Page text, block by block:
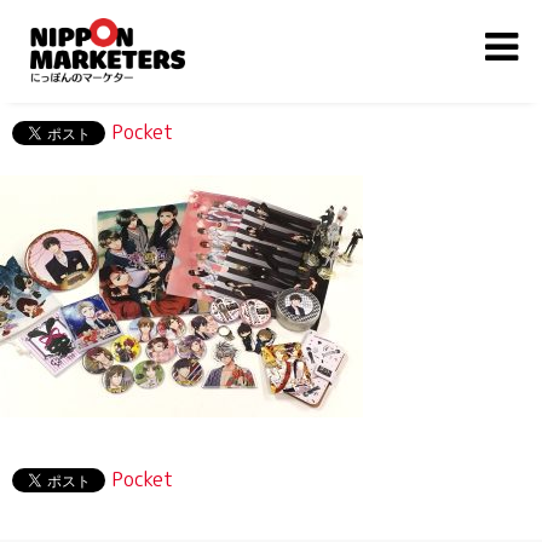
Pocket
Pocket